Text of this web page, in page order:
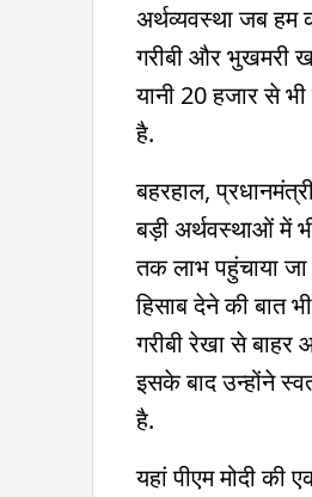
अर्थव्यवस्था जब
गरीबी और भुखमरी
यानी 20 हजार से
है.
बहरहाल,
बड़ी अर्थवस्थाओं में
तक लाभ पहुंचाया
हिसाब देने की बात
गरीबी रेखा से
इसके बाद उन्होंने
है.
यहां पीएम मोदी